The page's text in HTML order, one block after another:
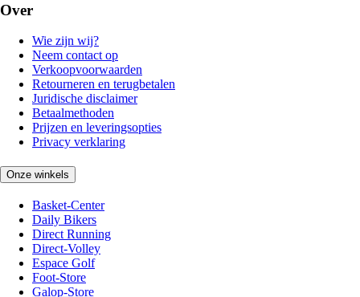
Over
Wie zijn wij?
Neem contact op
Verkoopvoorwaarden
Retourneren en terugbetalen
Juridische disclaimer
Betaalmethoden
Prijzen en leveringsopties
Privacy verklaring
Onze winkels
Basket-Center
Daily Bikers
Direct Running
Direct-Volley
Espace Golf
Foot-Store
Galop-Store